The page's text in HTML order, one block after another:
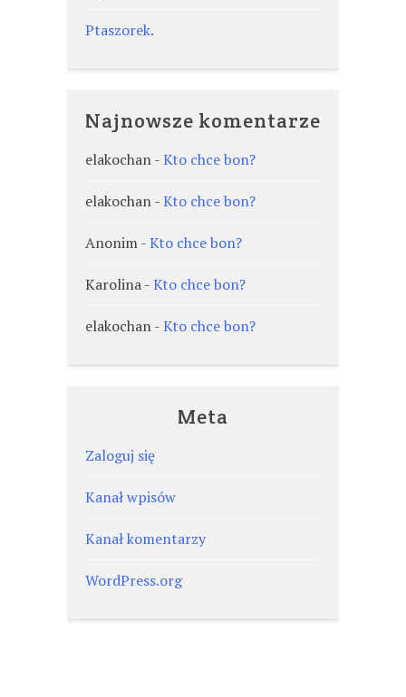
Ptaszorek.
Najnowsze komentarze
elakochan-Kto chce bon?
elakochan-Kto chce bon?
Anonim-Kto chce bon?
Karolina-Kto chce bon?
elakochan-Kto chce bon?
Meta
Zaloguj się
Kanał wpisów
Kanał komentarzy
WordPress.org